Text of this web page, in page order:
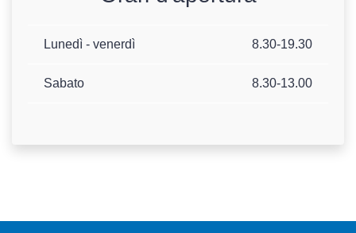
Lunedì - venerdì 8.30-19.30
Sabato 8.30-13.00